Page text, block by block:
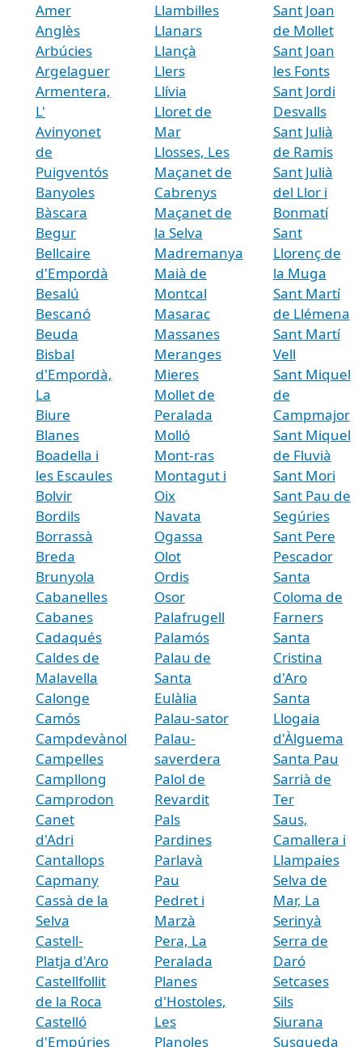
Amer
Anglès
Arbúcies
Argelaguer
Armentera,
L'
Avinyonet
de
Puigventós
Banyoles
Bàscara
Begur
Bellcaire
d'Empordà
Besalú
Bescanó
Beuda
Bisbal
d'Empordà,
La
Biure
Blanes
Boadella i
les Escaules
Bolvir
Bordils
Borrassà
Breda
Brunyola
Cabanelles
Cabanes
Cadaqués
Caldes de
Malavella
Calonge
Camós
Campdevànol
Campelles
Campllong
Camprodon
Canet
d'Adri
Cantallops
Capmany
Cassà de la
Selva
Castell-
Platja d'Aro
Castellfollit
de la Roca
Castelló
d'Empúries
Llambilles
Llanars
Llançà
Llers
Llívia
Lloret de
Mar
Llosses, Les
Maçanet de
Cabrenys
Maçanet de
la Selva
Madremanya
Maià de
Montcal
Masarac
Massanes
Meranges
Mieres
Mollet de
Peralada
Molló
Mont-ras
Montagut i
Oix
Navata
Ogassa
Olot
Ordis
Osor
Palafrugell
Palamós
Palau de
Santa
Eulàlia
Palau-sator
Palau-
saverdera
Palol de
Revardit
Pals
Pardines
Parlavà
Pau
Pedret i
Marzà
Pera, La
Peralada
Planes
d'Hostoles,
Les
Planoles
Sant Joan
de Mollet
Sant Joan
les Fonts
Sant Jordi
Desvalls
Sant Julià
de Ramis
Sant Julià
del Llor i
Bonmatí
Sant
Llorenç de
la Muga
Sant Martí
de Llémena
Sant Martí
Vell
Sant Miquel
de
Campmajor
Sant Miquel
de Fluvià
Sant Mori
Sant Pau de
Segúries
Sant Pere
Pescador
Santa
Coloma de
Farners
Santa
Cristina
d'Aro
Santa
Llogaia
d'Àlguema
Santa Pau
Sarrià de
Ter
Saus,
Camallera i
Llampaies
Selva de
Mar, La
Serinyà
Serra de
Daró
Setcases
Sils
Siurana
Susqueda